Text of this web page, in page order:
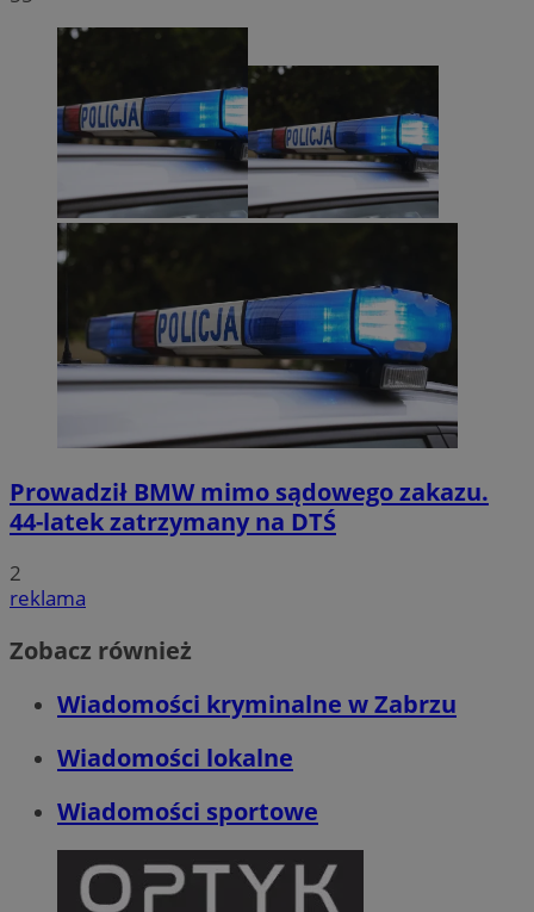
Prowadził BMW mimo sądowego zakazu.
44-latek zatrzymany na DTŚ
2
reklama
Zobacz również
Wiadomości kryminalne w Zabrzu
Wiadomości lokalne
Wiadomości sportowe